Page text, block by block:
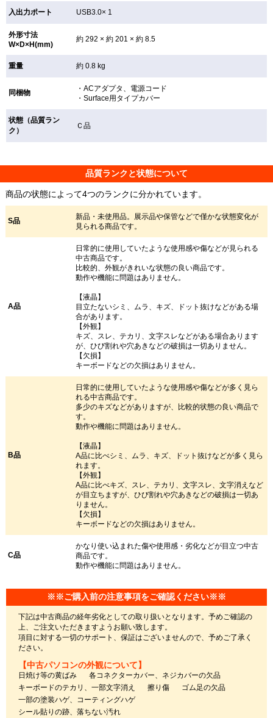
入出力ポート USB3.0× 1
外形寸法
W×D×H(mm)
約 292 × 約 201 × 約 8.5
重量 約 0.8 kg
同梱物
・ACアダプタ、電源コード
・Surface用タイプカバー
状態（品質ラン
ク）
Ｃ品
品質ランクと状態について
商品の状態によって4つのランクに分かれています。
S品
新品・未使用品。展示品や保管などで僅かな状態変化が
見られる商品です。
A品
日常的に使用していたような使用感や傷などが見られる
中古商品です。
比較的、外観がきれいな状態の良い商品です。
動作や機能に問題はありません。
【液晶】
目立たないシミ、ムラ、キズ、ドット抜けなどがある場
合があります。
【外観】
キズ、スレ、テカリ、文字スレなどがある場合あります
が、ひび割れや穴あきなどの破損は一切ありません。
【欠損】
キーボードなどの欠損はありません。
B品
日常的に使用していたような使用感や傷などが多く見ら
れる中古商品です。
多少のキズなどがありますが、比較的状態の良い商品で
す。
動作や機能に問題はありません。
【液晶】
A品に比べシミ、ムラ、キズ、ドット抜けなどが多く見ら
れます。
【外観】
A品に比べキズ、スレ、テカリ、文字スレ、文字消えなど
が目立ちますが、ひび割れや穴あきなどの破損は一切あ
りません。
【欠損】
キーボードなどの欠損はありません。
C品
かなり使い込まれた傷や使用感・劣化などが目立つ中古
商品です。
動作や機能に問題はありません。
※※ご購入前の注意事項をご確認ください※※
下記は中古商品の経年劣化としての取り扱いとなります。予めご確認の
上、ご注文いただきますようお願い致します。
項目に対する一切のサポート、保証はございませんので、予めご了承く
ださい。
【中古パソコンの外観について】
日焼け等の黄ばみ
各コネクターカバー、ネジカバーの欠品
キーボードのテカリ、一部文字消え
擦り傷
ゴム足の欠品
一部の塗装ハゲ、コーティングハゲ
シール貼りの跡、落ちない汚れ